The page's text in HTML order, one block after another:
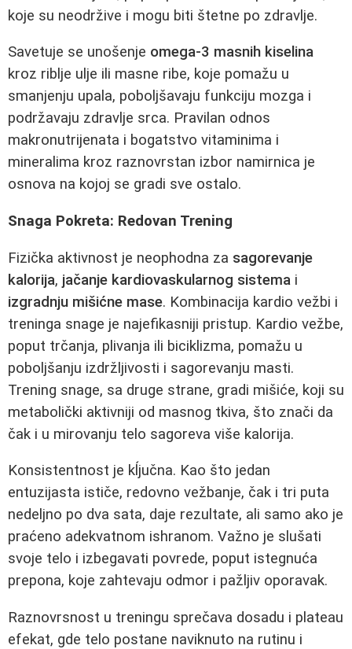
koje su neodržive i mogu biti štetne po zdravlje.
Savetuje se unošenje omega-3 masnih kiselina
kroz riblje ulje ili masne ribe, koje pomažu u
smanjenju upala, poboljšavaju funkciju mozga i
podržavaju zdravlje srca. Pravilan odnos
makronutrijenata i bogatstvo vitaminima i
mineralima kroz raznovrstan izbor namirnica je
osnova na kojoj se gradi sve ostalo.
Snaga Pokreta: Redovan Trening
Fizička aktivnost je neophodna za sagorevanje
kalorija, jačanje kardiovaskularnog sistema i
izgradnju mišićne mase. Kombinacija kardio vežbi i
treninga snage je najefikasniji pristup. Kardio vežbe,
poput trčanja, plivanja ili biciklizma, pomažu u
poboljšanju izdržljivosti i sagorevanju masti.
Trening snage, sa druge strane, gradi mišiće, koji su
metabolički aktivniji od masnog tkiva, što znači da
čak i u mirovanju telo sagoreva više kalorija.
Konsistentnost je kĺjučna. Kao što jedan
entuzijasta ističe, redovno vežbanje, čak i tri puta
nedeljno po dva sata, daje rezultate, ali samo ako je
praćeno adekvatnom ishranom. Važno je slušati
svoje telo i izbegavati povrede, poput istegnuća
prepona, koje zahtevaju odmor i pažljiv oporavak.
Raznovrsnost u treningu sprečava dosadu i plateau
efekat, gde telo postane naviknuto na rutinu i